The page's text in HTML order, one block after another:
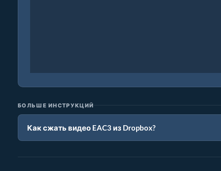
БОЛЬШЕ ИНСТРУКЦИЙ
Как сжать видео EAC3 из Dropbox?